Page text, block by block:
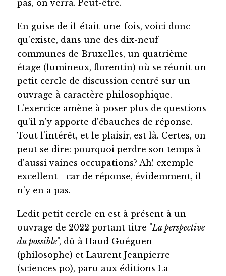
pas, on verra. Peut-être.
En guise de il-était-une-fois, voici donc
qu'existe, dans une des dix-neuf
communes de Bruxelles, un quatrième
étage (lumineux, florentin) où se réunit un
petit cercle de discussion centré sur un
ouvrage à caractère philosophique.
L'exercice amène à poser plus de questions
qu'il n'y apporte d'ébauches de réponse.
Tout l'intérêt, et le plaisir, est là. Certes, on
peut se dire: pourquoi perdre son temps à
d'aussi vaines occupations? Ah! exemple
excellent - car de réponse, évidemment, il
n'y en a pas.
Ledit petit cercle en est à présent à un
ouvrage de 2022 portant titre "La perspective
du possible", dû à Haud Guéguen
(philosophe) et Laurent Jeanpierre
(sciences po), paru aux éditions La